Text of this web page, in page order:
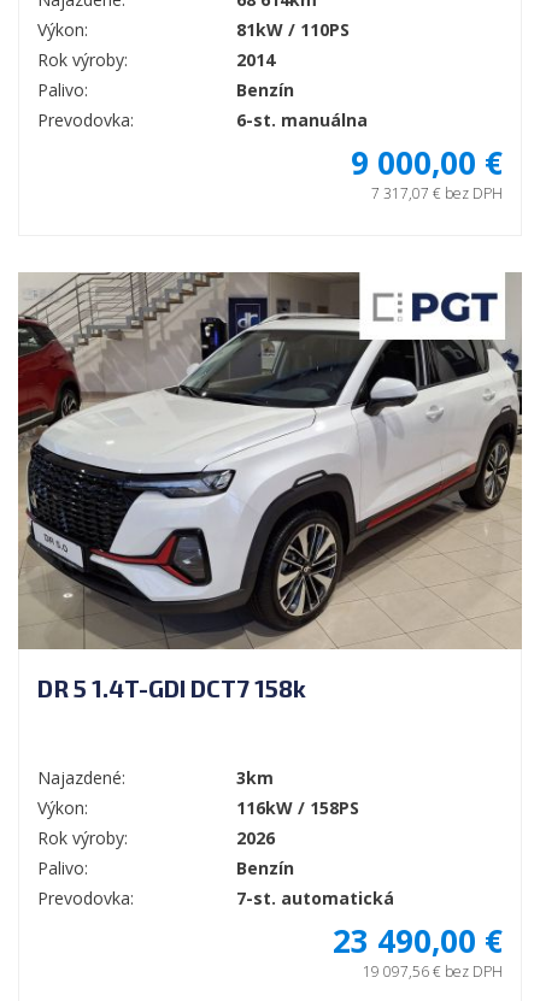
Výkon:
81kW / 110PS
Rok výroby:
2014
Palivo:
Benzín
Prevodovka:
6-st. manuálna
9 000,00 €
7 317,07 € bez DPH
DR 5 1.4T-GDI DCT7 158k
Najazdené:
3km
Výkon:
116kW / 158PS
Rok výroby:
2026
Palivo:
Benzín
Prevodovka:
7-st. automatická
23 490,00 €
19 097,56 € bez DPH